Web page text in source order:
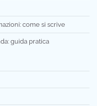
come si scrive
guida pratica